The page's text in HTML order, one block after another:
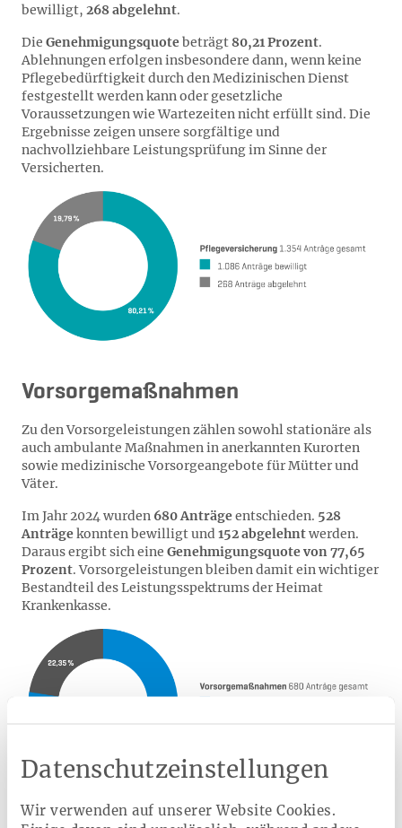
Datenschutzeinstellungen
Wir verwenden auf unserer Website Cookies.
bewilligt, 268 abgelehnt.
Die Genehmigungsquotebeträgt80,21 Prozent.
Ablehnungen erfolgen insbesondere dann, wenn keine
Pflegebedürftigkeit durch den Medizinischen Dienst
festgestellt werden kann oder gesetzliche
Voraussetzungen wie Wartezeiten nicht erfüllt sind. Die
Ergebnisse zeigen unsere sorgfältige und
nachvollziehbare Leistungsprüfung im Sinne der
Versicherten.
Vorsorgemaßnahmen
Zu den Vorsorgeleistungen zählen sowohl stationäre als
auch ambulante Maßnahmen in anerkannten Kurorten
sowie medizinische Vorsorgeangebote für Mütter und
Väter.
Im Jahr 2024 wurden 680 Anträgeentschieden. 528
Anträgekonnten bewilligt und 152 abgelehntwerden.
Daraus ergibt sich eine Genehmigungsquote von 77,65
Prozent. Vorsorgeleistungen bleiben damit ein wichtiger
Bestandteil des Leistungsspektrums der Heimat
Krankenkasse.